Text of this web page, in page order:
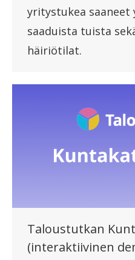
yritystukea
saaduista tuista
häiriötilat.
Taloustutkan
(interaktiivinen